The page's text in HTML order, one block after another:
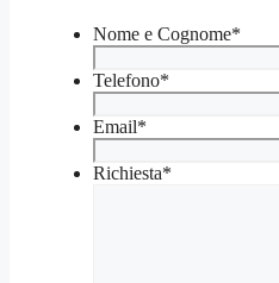
Nome e Cognome*
Telefono*
Email*
Richiesta*